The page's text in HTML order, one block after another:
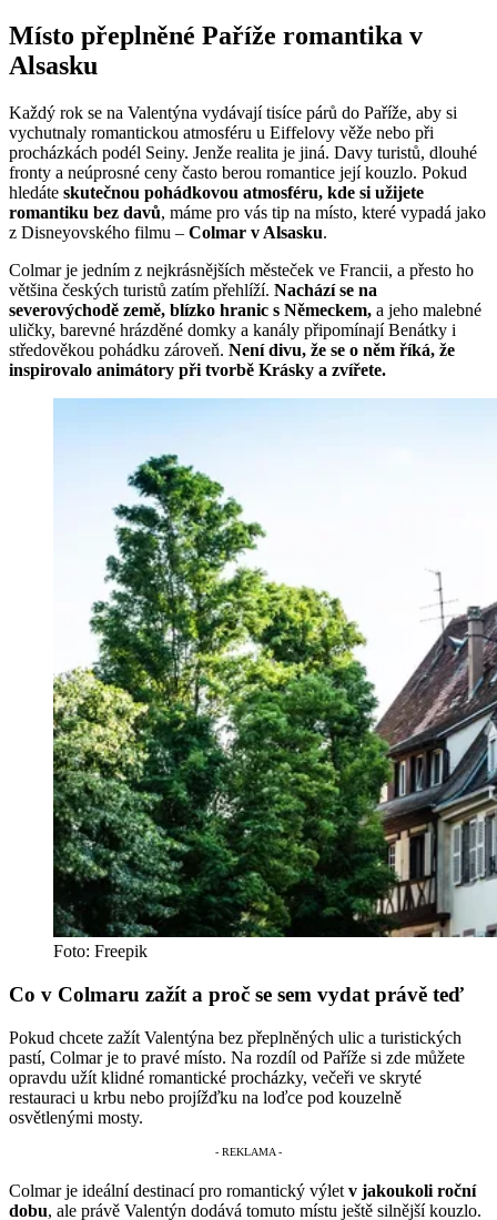
Místo přeplněné Paříže romantika v
Alsasku
Každý rok se na Valentýna vydávají tisíce párů do Paříže, aby si
vychutnaly romantickou atmosféru u Eiffelovy věže nebo při
procházkách podél Seiny. Jenže realita je jiná. Davy turistů, dlouhé
fronty a neúprosné ceny často berou romantice její kouzlo. Pokud
hledáte skutečnou pohádkovou atmosféru, kde si užijete
romantiku bez davů, máme pro vás tip na místo, které vypadá jako
z Disneyovského filmu – Colmar v Alsasku.
Colmar je jedním z nejkrásnějších městeček ve Francii, a přesto ho
většina českých turistů zatím přehlíží. Nachází se na
severovýchodě země, blízko hranic s Německem, a jeho malebné
uličky, barevné hrázděné domky a kanály připomínají Benátky i
středověkou pohádku zároveň. Není divu, že se o něm říká, že
inspirovalo animátory při tvorbě Krásky a zvířete.
Foto: Freepik
Co v Colmaru zažít a proč se sem vydat právě teď
Pokud chcete zažít Valentýna bez přeplněných ulic a turistických
pastí, Colmar je to pravé místo. Na rozdíl od Paříže si zde můžete
opravdu užít klidné romantické procházky, večeři ve skryté
restauraci u krbu nebo projížďku na loďce pod kouzelně
osvětlenými mosty.
Colmar je ideální destinací pro romantický výletv jakoukoli roční
dobu, ale právě Valentýn dodává tomuto místu ještě silnější kouzlo.